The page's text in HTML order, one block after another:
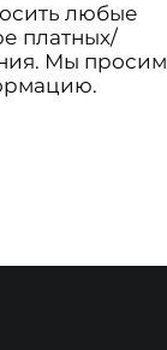
любые
платных/
Мы просим